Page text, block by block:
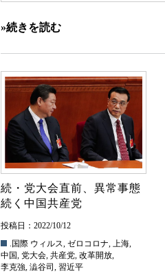
»続きを読む
続・党大会直前、異常事態
続く中国共産党
投稿日：2022/10/12
.国際 ウィルス, ゼロコロナ, 上海,
中国, 党大会, 共産党, 改革開放,
李克強, 澁谷司 , 習近平